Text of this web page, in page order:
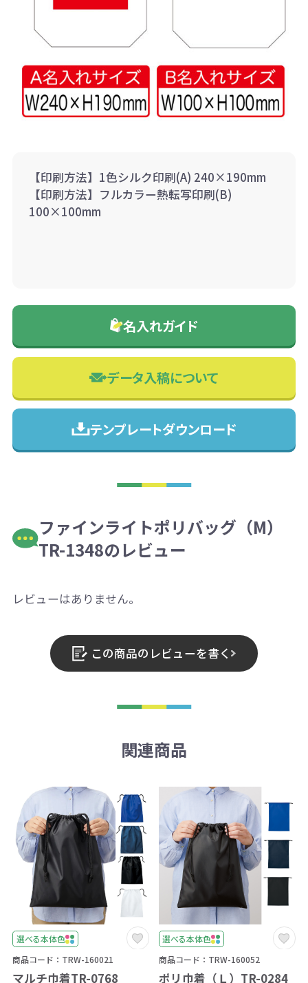
【印刷方法】1色シルク印刷(A) 240×190mm
【印刷方法】フルカラー熱転写印刷(B)
100×100mm
名入れガイド
データ入稿について
テンプレートダウンロード
ファインライトポリバッグ（M）
TR-1348のレビュー
レビューはありません。
この商品のレビューを書く
関連商品
選べる本体色
商品コード：TRW-160021
マルチ巾着TR-0768
選べる本体色
商品コード：TRW-160052
ポリ巾着（Ｌ）TR-0284